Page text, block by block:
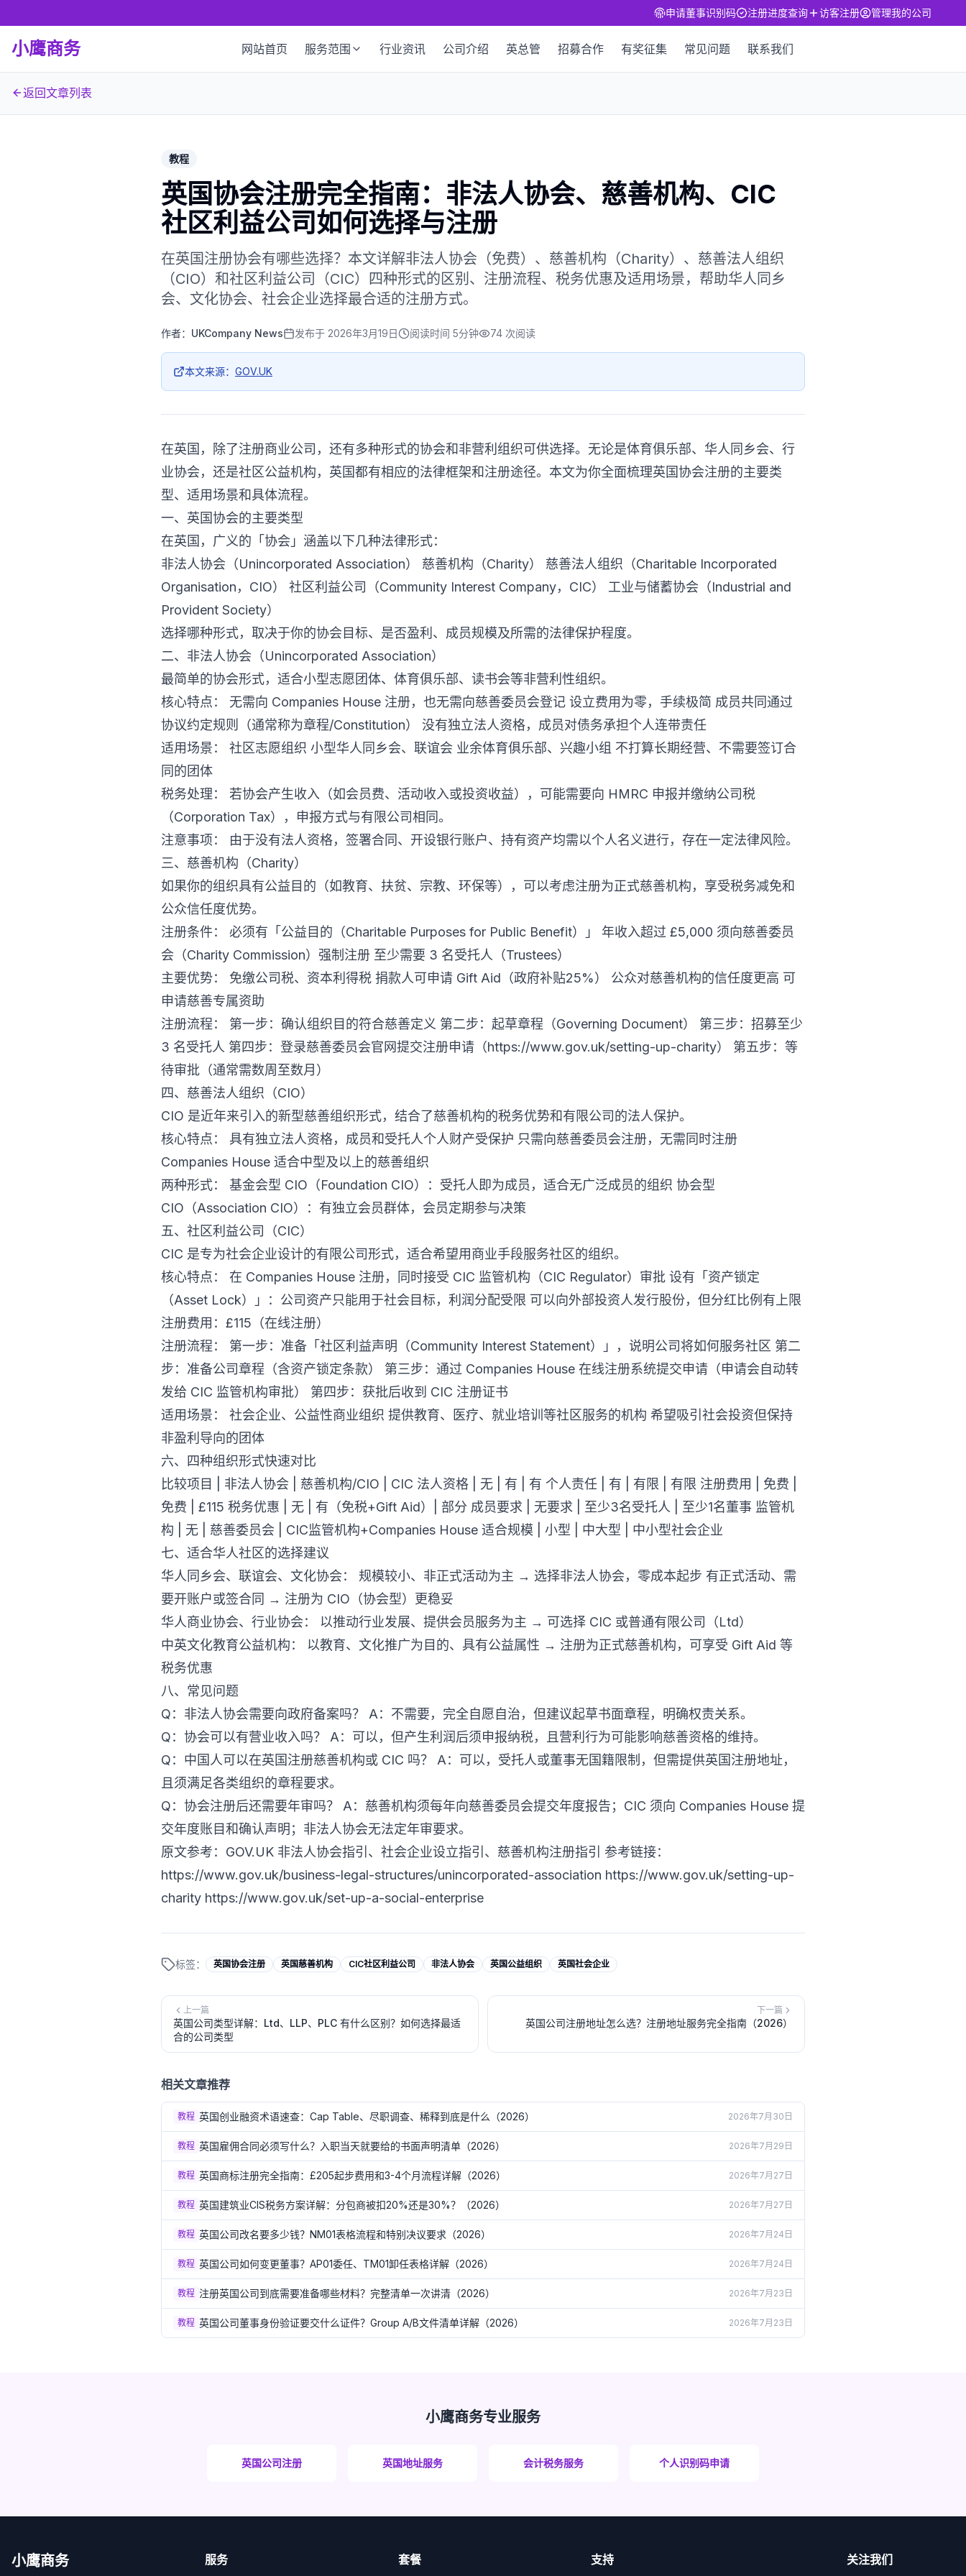
申请董事识别码 注册进度查询 访客注册 管理我的公司
小鹰商务 网站首页 服务范围 行业资讯 公司介绍 英总管 招募合作 有奖征集 常见问题 联系我们
返回文章列表
教程
英国协会注册完全指南：非法人协会、慈善机构、CIC
社区利益公司如何选择与注册
在英国注册协会有哪些选择？本文详解非法人协会（免费）、慈善机构（Charity）、慈善法人组织
（CIO）和社区利益公司（CIC）四种形式的区别、注册流程、税务优惠及适用场景，帮助华人同乡
会、文化协会、社会企业选择最合适的注册方式。
作者： UKCompany News 发布于 2026年3月19日 阅读时间 5分钟 74 次阅读
本文来源： GOV.UK
在英国，除了注册商业公司，还有多种形式的协会和非营利组织可供选择。无论是体育俱乐部、华人同乡会、行
业协会，还是社区公益机构，英国都有相应的法律框架和注册途径。本文为你全面梳理英国协会注册的主要类
型、适用场景和具体流程。
一、英国协会的主要类型
在英国，广义的「协会」涵盖以下几种法律形式：
非法人协会（Unincorporated Association） 慈善机构（Charity） 慈善法人组织（Charitable Incorporated
Organisation，CIO） 社区利益公司（Community Interest Company，CIC） 工业与储蓄协会（Industrial and
Provident Society）
选择哪种形式，取决于你的协会目标、是否盈利、成员规模及所需的法律保护程度。
二、非法人协会（Unincorporated Association）
最简单的协会形式，适合小型志愿团体、体育俱乐部、读书会等非营利性组织。
核心特点： 无需向 Companies House 注册，也无需向慈善委员会登记 设立费用为零，手续极简 成员共同通过
协议约定规则（通常称为章程/Constitution） 没有独立法人资格，成员对债务承担个人连带责任
适用场景： 社区志愿组织 小型华人同乡会、联谊会 业余体育俱乐部、兴趣小组 不打算长期经营、不需要签订合
同的团体
税务处理： 若协会产生收入（如会员费、活动收入或投资收益），可能需要向 HMRC 申报并缴纳公司税
（Corporation Tax），申报方式与有限公司相同。
注意事项： 由于没有法人资格，签署合同、开设银行账户、持有资产均需以个人名义进行，存在一定法律风险。
三、慈善机构（Charity）
如果你的组织具有公益目的（如教育、扶贫、宗教、环保等），可以考虑注册为正式慈善机构，享受税务减免和
公众信任度优势。
注册条件： 必须有「公益目的（Charitable Purposes for Public Benefit）」 年收入超过 £5,000 须向慈善委员
会（Charity Commission）强制注册 至少需要 3 名受托人（Trustees）
主要优势： 免缴公司税、资本利得税 捐款人可申请 Gift Aid（政府补贴25%） 公众对慈善机构的信任度更高 可
申请慈善专属资助
注册流程： 第一步：确认组织目的符合慈善定义 第二步：起草章程（Governing Document） 第三步：招募至少
3 名受托人 第四步：登录慈善委员会官网提交注册申请（https://www.gov.uk/setting-up-charity）
第五步：等
待审批（通常需数周至数月）
四、慈善法人组织（CIO）
CIO 是近年来引入的新型慈善组织形式，结合了慈善机构的税务优势和有限公司的法人保护。
核心特点： 具有独立法人资格，成员和受托人个人财产受保护 只需向慈善委员会注册，无需同时注册
Companies House 适合中型及以上的慈善组织
两种形式： 基金会型 CIO（Foundation CIO）：受托人即为成员，适合无广泛成员的组织 协会型
CIO（Association CIO）：有独立会员群体，会员定期参与决策
五、社区利益公司（CIC）
CIC 是专为社会企业设计的有限公司形式，适合希望用商业手段服务社区的组织。
核心特点： 在 Companies House 注册，同时接受 CIC 监管机构（CIC Regulator）审批 设有「资产锁定
（Asset Lock）」：公司资产只能用于社会目标，利润分配受限 可以向外部投资人发行股份，但分红比例有上限
注册费用：£115（在线注册）
注册流程： 第一步：准备「社区利益声明（Community Interest Statement）」，说明公司将如何服务社区 第二
步：准备公司章程（含资产锁定条款） 第三步：通过 Companies House 在线注册系统提交申请（申请会自动转
发给 CIC 监管机构审批） 第四步：获批后收到 CIC 注册证书
适用场景： 社会企业、公益性商业组织 提供教育、医疗、就业培训等社区服务的机构 希望吸引社会投资但保持
非盈利导向的团体
六、四种组织形式快速对比
比较项目 | 非法人协会 | 慈善机构/CIO | CIC 法人资格 | 无 | 有 | 有 个人责任 | 有 | 有限 | 有限 注册费用 | 免费 |
免费 | £115 税务优惠 | 无 | 有（免税+Gift Aid）| 部分 成员要求 | 无要求 | 至少3名受托人 | 至少1名董事 监管机
构 | 无 | 慈善委员会 | CIC监管机构+Companies House 适合规模 | 小型 | 中大型 | 中小型社会企业
七、适合华人社区的选择建议
华人同乡会、联谊会、文化协会： 规模较小、非正式活动为主 → 选择非法人协会，零成本起步 有正式活动、需
要开账户或签合同 → 注册为 CIO（协会型）更稳妥
华人商业协会、行业协会： 以推动行业发展、提供会员服务为主 → 可选择 CIC 或普通有限公司（Ltd）
中英文化教育公益机构： 以教育、文化推广为目的、具有公益属性 → 注册为正式慈善机构，可享受 Gift Aid 等
税务优惠
八、常见问题
Q：非法人协会需要向政府备案吗？ A：不需要，完全自愿自治，但建议起草书面章程，明确权责关系。
Q：协会可以有营业收入吗？ A：可以，但产生利润后须申报纳税，且营利行为可能影响慈善资格的维持。
Q：中国人可以在英国注册慈善机构或 CIC 吗？ A：可以，受托人或董事无国籍限制，但需提供英国注册地址，
且须满足各类组织的章程要求。
Q：协会注册后还需要年审吗？ A：慈善机构须每年向慈善委员会提交年度报告；CIC 须向 Companies House 提
交年度账目和确认声明；非法人协会无法定年审要求。
原文参考：GOV.UK 非法人协会指引、社会企业设立指引、慈善机构注册指引 参考链接：
https://www.gov.uk/business-legal-structures/unincorporated-association https://www.gov.uk/setting-up-
charity https://www.gov.uk/set-up-a-social-enterprise
标签： 英国协会注册 英国慈善机构 CIC社区利益公司 非法人协会 英国公益组织 英国社会企业
上一篇
英国公司类型详解：Ltd、LLP、PLC 有什么区别？如何选择最适
合的公司类型
下一篇
英国公司注册地址怎么选？注册地址服务完全指南（2026）
相关文章推荐
教程 英国创业融资术语速查：Cap Table、尽职调查、稀释到底是什么（2026） 2026年7月30日
教程 英国雇佣合同必须写什么？入职当天就要给的书面声明清单（2026） 2026年7月29日
教程 英国商标注册完全指南：£205起步费用和3-4个月流程详解（2026） 2026年7月27日
教程 英国建筑业CIS税务方案详解：分包商被扣20%还是30%？（2026） 2026年7月27日
教程 英国公司改名要多少钱？NM01表格流程和特别决议要求（2026） 2026年7月24日
教程 英国公司如何变更董事？AP01委任、TM01卸任表格详解（2026） 2026年7月24日
教程 注册英国公司到底需要准备哪些材料？完整清单一次讲清（2026） 2026年7月23日
教程 英国公司董事身份验证要交什么证件？Group A/B文件清单详解（2026） 2026年7月23日
小鹰商务专业服务
英国公司注册 英国地址服务 会计税务服务 个人识别码申请
小鹰商务 服务 套餐 支持 关注我们